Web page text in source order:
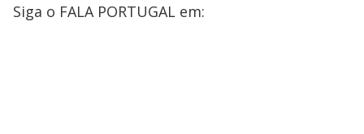
Siga o FALA PORTUGAL em: